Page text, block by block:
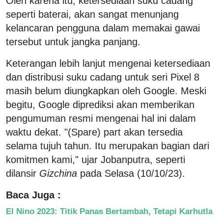
seperti baterai, akan sangat menunjang
kelancaran pengguna dalam memakai gawai
tersebut untuk jangka panjang.
Keterangan lebih lanjut mengenai ketersediaan
dan distribusi suku cadang untuk seri Pixel 8
masih belum diungkapkan oleh Google. Meski
begitu, Google diprediksi akan memberikan
pengumuman resmi mengenai hal ini dalam
waktu dekat. "(Spare) part akan tersedia
selama tujuh tahun. Itu merupakan bagian dari
komitmen kami," ujar Jobanputra, seperti
dilansir Gizchina pada Selasa (10/10/23).
Baca Juga :
El Nino 2023: Titik Panas Bertambah, Tetapi Karhutla